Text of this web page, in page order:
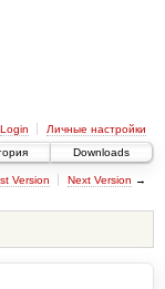
Login
Личные настройки
Downloads
Version Next Version →